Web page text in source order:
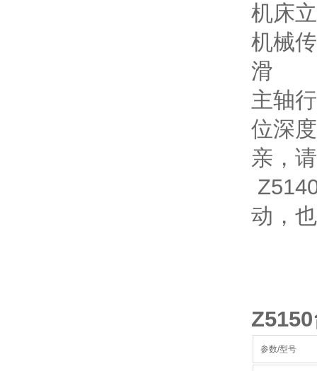
机床
机械
滑
主轴
位深
亲，
动，
参数/型号